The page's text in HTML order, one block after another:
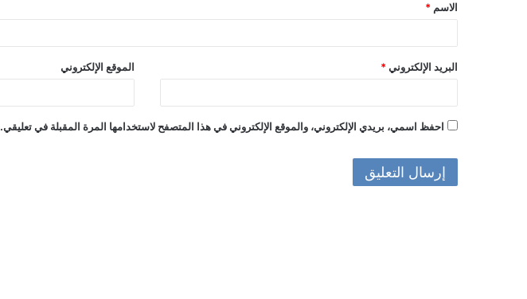
*
الاسم *
البريد الإلكتروني * الموقع الإلكتروني
احفظ اسمي، بريدي الإلكتروني، والموقع الإلكتروني في هذا المتصفح لاستخدامها المرة المقبلة في تعليقي.